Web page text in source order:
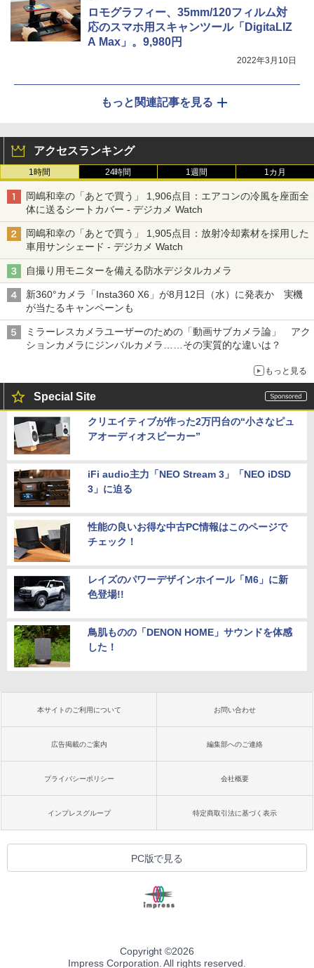
ロモグラフィー、35mm/120フィルム対
応のスマホ用スキャンツール「DigitaLIZ
A Max」。9,980円
2022年3月10日
もっと関連記事を見る
アクセスランキング
1時間 24時間 1週間 1カ月
岡嶋和幸の「あとで買う」 1,906点目：エアコンの冷風を座面全
体に送るシートカバー - デジカメ Watch
岡嶋和幸の「あとで買う」 1,905点目：放射冷却素材を採用した
車用サンシェード - デジカメ Watch
自撮り用モニターを備える防水デジタルカメラ
新360°カメラ「Insta360 X6」が8月12日（水）に発表か 実機
が当たるキャンペーンも
ミラーレスカメラユーザーのための「動画サブカメラ論」 アク
ションカメラにジンバルカメラ……その実質的な違いは？
もっと見る
Special Site
クリエイティブが作った2万円台の“小さなピュ
アオーディオスピーカー”
iFi audio主力「NEO Stream 3」「NEO iDSD
3」に迫る
性能の良いお得な中古PC情報はこのページで
チェック！
レイズのパワーデザインホイール「M6」に新
色登場!!
鳥肌ものの「DENON HOME」サウンドを体感
した！
本サイトのご利用について お問い合わせ
広告掲載のご案内 編集部へのご連絡
プライバシーポリシー 会社概要
インプレスグループ 特定商取引法に基づく表示
PC版で見る
Copyright ©2026
Impress Corporation. All rights reserved.